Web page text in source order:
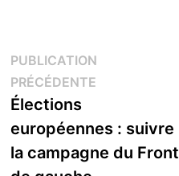
Navigation
de
l’article
PUBLICATION
PRÉCÉDENTEPublication
Élections
européennes : suivre
la campagne du Front